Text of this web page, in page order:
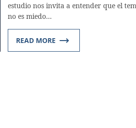
estudio nos invita a entender que el
no es miedo…
READ MORE